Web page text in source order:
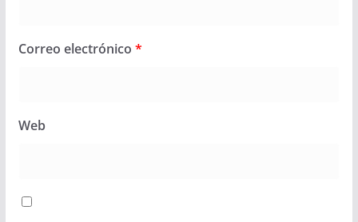
Correo electrónico *
Web